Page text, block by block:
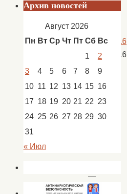
11.03.2016
11.03.2016
Новости
—
этот
Архив новостей
Август 2026
Пн Вт Ср Чт Пт Сб Вс
1
2
3
4 5 6 7 8
9
10 11 12 13 14 15 16
17 18 19 20 21 22 23
24 25 26 27 28 29 30
31
« Июл